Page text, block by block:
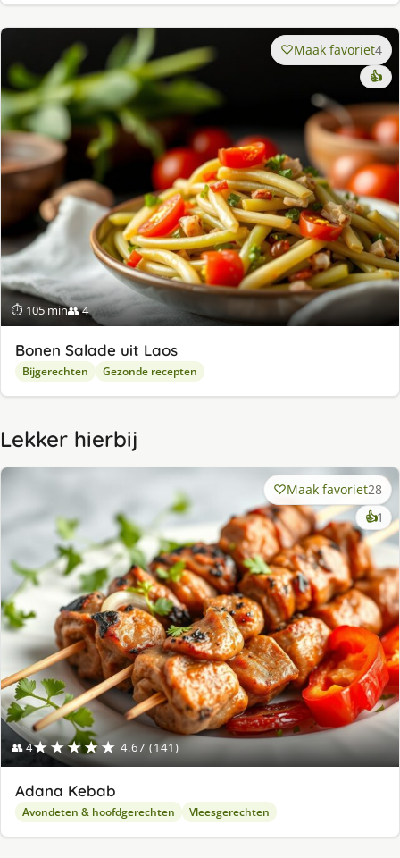
⏱ 105 min👥 4
Maak favoriet4
👍
Bonen Salade uit Laos
Bijgerechten Gezonde recepten
Lekker hierbij
👥 4★★★★★ 4.67 (141)
Maak favoriet28
👍1
Adana Kebab
Avondeten & hoofdgerechten Vleesgerechten